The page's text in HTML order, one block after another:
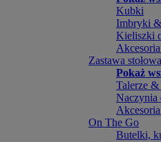
Kubki
Imbryki
Kieliszki
Zastawa
Pokaż
Talerze
Naczynia
On The Go
Butelki,